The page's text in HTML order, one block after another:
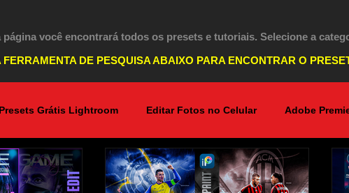
página você encontrará todos os presets e tutoriais. Selecione a
FERRAMENTA DE PESQUISA ABAIXO PARA ENCONTRAR O
Presets Grátis Lightroom Editar Fotos no Celular Adobe
Lightroom PC Marketing Digital Photoshop